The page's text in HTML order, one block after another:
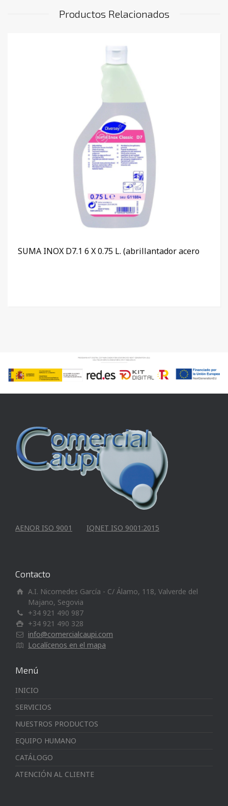
Productos Relacionados
SUMA INOX D7.1 6 X 0.75 L. (abrillantador acero
AENOR ISO 9001 IQNET ISO 9001:2015
Contacto
A.I. Nicomedes García - C/ Álamo, 118, Valverde del
Majano, Segovia
+34 921 490 987
+34 921 490 328
info@comercialcaupi.com
Localícenos en el mapa
Menú
INICIO
SERVICIOS
NUESTROS PRODUCTOS
EQUIPO HUMANO
CATÁLOGO
ATENCIÓN AL CLIENTE